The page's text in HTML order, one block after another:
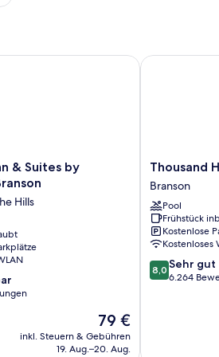
& Suites by
Hills
Der
Preis
beträgt
79 €
inkl. Steuern & Gebühren
19. Aug.–20. Aug.
Suites by Wyndham Branson
Thousand
Hills
Resort
Hotel
Branson
Thousand
Branson
Pool
Frühstück
Kostenlose
Kostenloses
8.0
von
8,0 Sehr gut
6.264
Thousand